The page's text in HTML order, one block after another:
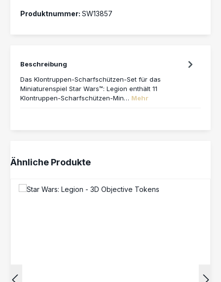
Produktnummer: SW13857
Beschreibung
Das Klontruppen-Scharfschützen-Set für das
Miniaturenspiel Star Wars™: Legion enthält 11
Klontruppen-Scharfschützen-Min… Mehr
Produktgalerie überspringen
Ähnliche Produkte